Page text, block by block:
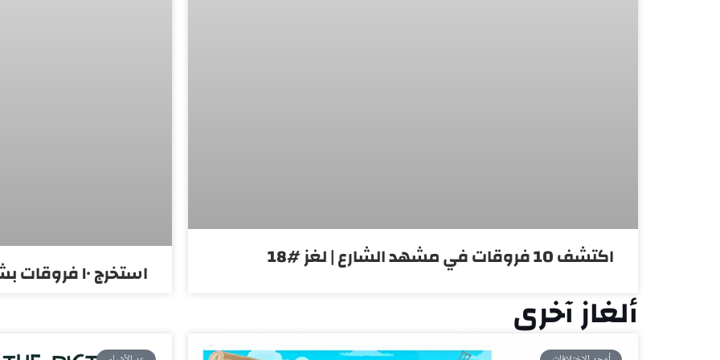
اكتشف 10 فروقات في مشهد الشارع | لغز #18
استخرج ١٠ فروقات بشاطئ الفواكه | لغز #15
ألغاز آخرى